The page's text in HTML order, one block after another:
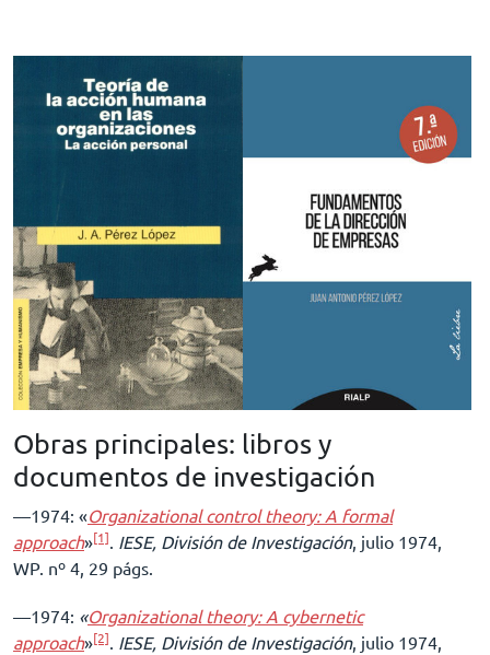
Obras principales: libros y
documentos de investigación
––1974: «Organizational control theory: A formal
approach»[1]. IESE, División de Investigación, julio 1974,
WP. nº 4, 29 págs.
––1974: «Organizational theory: A cybernetic
approach»[2]. IESE, División de Investigación, julio 1974,